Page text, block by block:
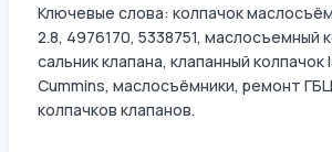
Ключевые слова: колпачок
2.8, 4976170, 5338751, маслосъемный
сальник клапана, клапанный колпачок
Cummins, маслосъёмники, ремонт
колпачков клапанов.